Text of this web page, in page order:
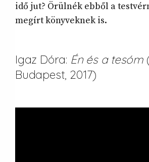
idő jut? Örülnék ebből a
megírt könyveknek is.
Igaz Dóra: Én és a tesóm
Budapest, 2017)